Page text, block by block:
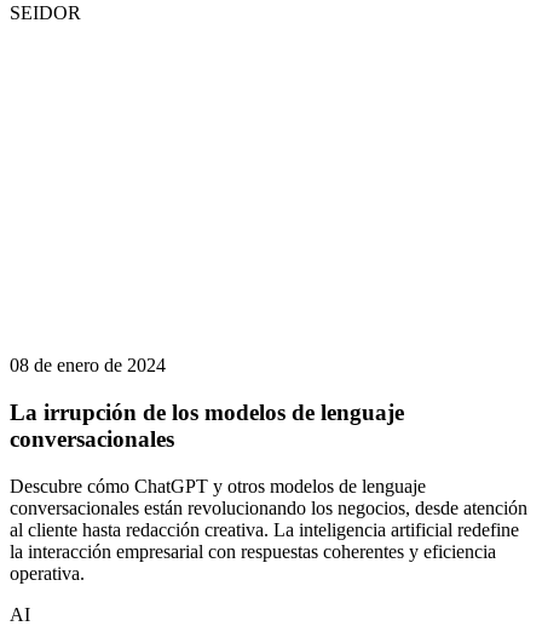
SEIDOR
08 de enero de 2024
La irrupción de los modelos de lenguaje
conversacionales
Descubre cómo ChatGPT y otros modelos de lenguaje
conversacionales están revolucionando los negocios, desde atención
al cliente hasta redacción creativa. La inteligencia artificial redefine
la interacción empresarial con respuestas coherentes y eficiencia
operativa.
AI